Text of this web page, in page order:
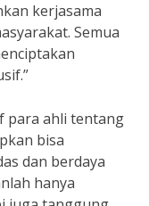
kerjasama
Semua
para ahli tentang
bisa
dan berdaya
hanya